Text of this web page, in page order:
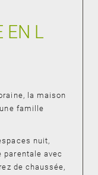
EN L
la maison
famille
nuit,
parentale avec
de chaussée,